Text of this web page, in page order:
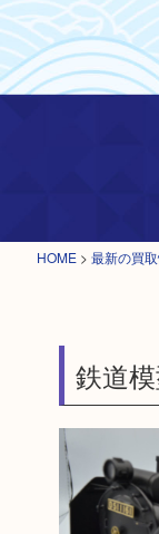
HOME > 最新の買
鉄道